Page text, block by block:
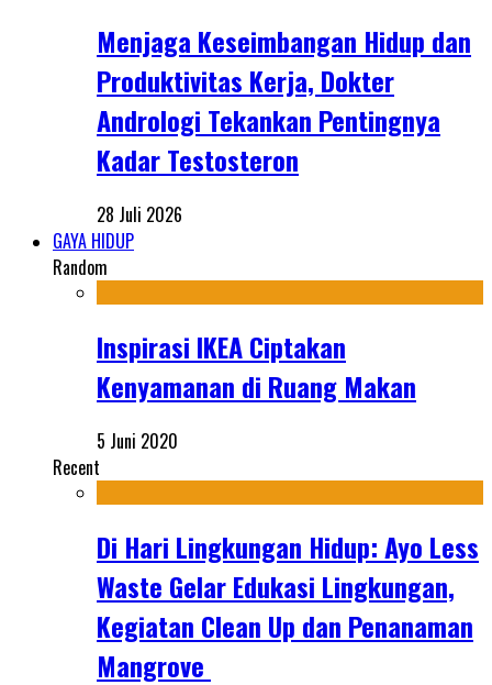
Menjaga Keseimbangan Hidup dan
Produktivitas Kerja, Dokter
Andrologi Tekankan Pentingnya
Kadar Testosteron
28 Juli 2026
GAYA HIDUP
Random
Inspirasi IKEA Ciptakan
Kenyamanan di Ruang Makan
5 Juni 2020
Recent
Di Hari Lingkungan Hidup: Ayo Less
Waste Gelar Edukasi Lingkungan,
Kegiatan Clean Up dan Penanaman
Mangrove